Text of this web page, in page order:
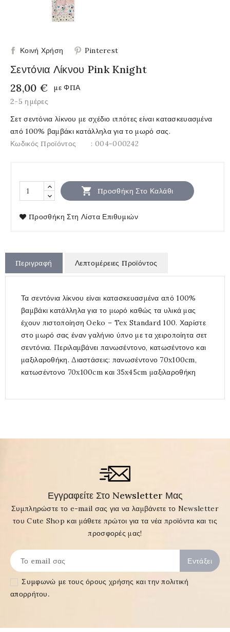
Κοινή Χρήση Pinterest
Σεντόνια Λίκνου Pink Knight
28,00 €
με ΦΠΑ
2-5 ημέρες
Σετ σεντόνια λίκνου με σχέδιο ιππότες είναι κατασκευασμένα
από 100% βαμβάκι κατάλληλα για το μωρό σας.
Κωδικός Προϊόντος
: 004-000242
 Προσθήκη Στο Καλάθι
Προσθήκη Στη Λίστα Επιθυμιών
Περιγραφή Λεπτομέρειες Προϊόντος
Τα σεντόνια λίκνου είναι κατασκευασμένα από 100%
βαμβάκι κατάλληλα για το μωρό καθώς τα υλικά μας
έχουν πιστοποίηση Oeko – Tex Standard 100. Χαρίστε
στο μωρό σας έναν γαλήνιο ύπνο με τα χειροποίητα σετ
σεντόνια. Περιλαμβάνει πανωσέντονο, κατωσέντονο και
μαξιλαροθήκη. Διαστάσεις: πανωσέντονο 70x100cm,
κατωσέντονο 70x100cm και 35x45cm μαξιλαροθήκη
Εγγραφείτε Στο Newsletter Μας
Συμπληρώστε το e-mail σας για να λαμβάνετε το Newsletter
του Cute Shop και μάθετε πρώτοι για τα νέα προϊόντα και τις
προσφορές μας!
Συμφωνώ με τουςόρους χρήσης και την πολιτική
απορρήτου.